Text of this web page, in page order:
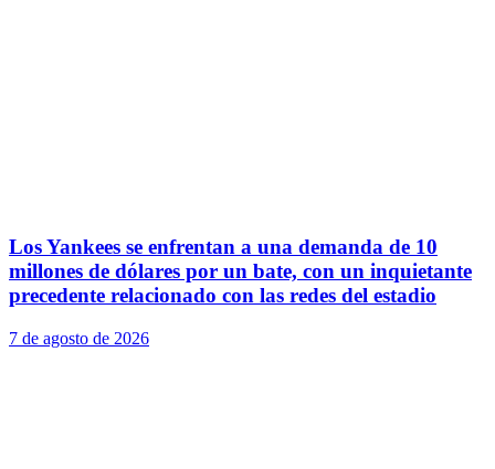
Los Yankees se enfrentan a una demanda de 10
millones de dólares por un bate, con un inquietante
precedente relacionado con las redes del estadio
7 de agosto de 2026